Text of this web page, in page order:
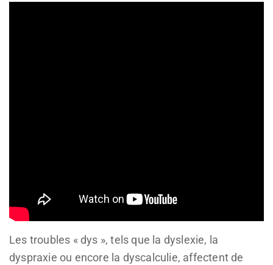
Les troubles « dys », tels que la dyslexie, la
dyspraxie ou encore la dyscalculie, affectent de